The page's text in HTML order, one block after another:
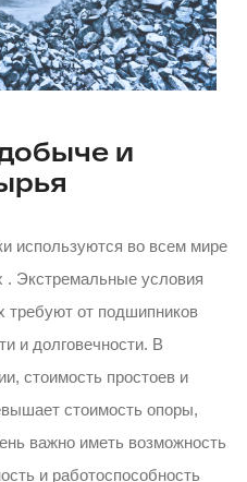
и
используются во всем мире
. Экстремальные условия
требуют от подшипников
и долговечности. В
стоимость простоев и
стоимость опоры,
важно иметь возможность
и работоспособность